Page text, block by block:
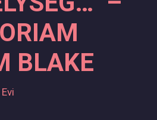
BLAKE
Evi